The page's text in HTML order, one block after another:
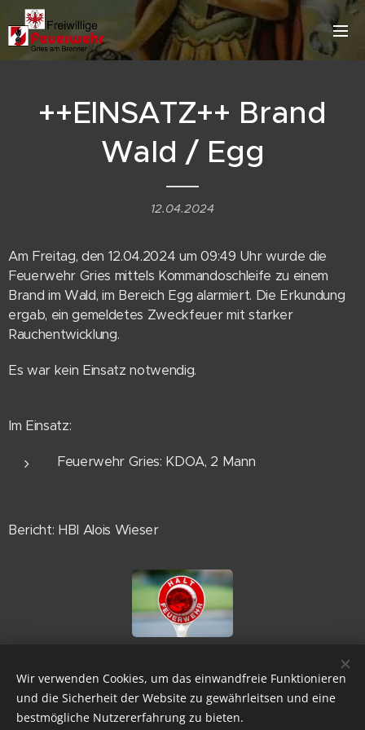
++EINSATZ++ Brand
Wald / Egg
12.04.2024
Am Freitag, den 12.04.2024 um 09:49 Uhr wurde die
Feuerwehr Gries mittels Kommandoschleife zu einem
Brand im Wald, im Bereich Egg alarmiert. Die Erkundung
ergab, ein gemeldetes Zweckfeuer mit starker
Rauchentwicklung.
Es war kein Einsatz notwendig.
Im Einsatz:
Feuerwehr Gries: KDOA, 2 Mann
Bericht: HBI Alois Wieser
Wir verwenden Cookies, um das einwandfreie Funktionieren
und die Sicherheit der Website zu gewährleitsen und eine
bestmögliche Nutzererfahrung zu bieten.